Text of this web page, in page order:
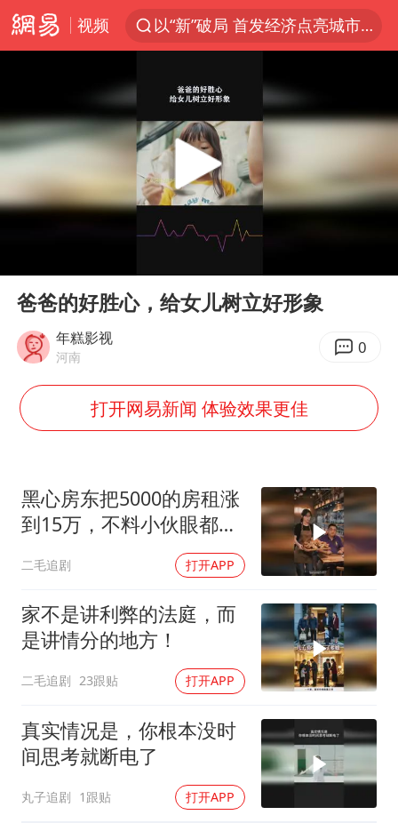
视频
以“新”破局 首发经济点亮城市消费活力
宇树科技发行价格150.80元/股
台风白海豚即将进入48小时警戒线
郑国霖回应去景区上班被保安拦下
中央气象台发布台风黄色预警
多地要求领导干部带头休假
关之琳否认与27岁模特的恋情
韩国到底有多热
村民谈“梅姨”：叫的其实是“媒姨”
中国“五箭齐发”反制美国
中国经济展现强大韧性和活力
Play
爸爸的好胜心，给女儿树立好形象
年糕影视
河南 0
打开网易新闻 体验效果更佳
黑心房东把5000的房租涨
到15万，不料小伙眼都不
二毛追剧 打开APP
家不是讲利弊的法庭，而
是讲情分的地方！
二毛追剧 23跟贴 打开APP
真实情况是，你根本没时
间思考就断电了
丸子追剧 1跟贴 打开APP